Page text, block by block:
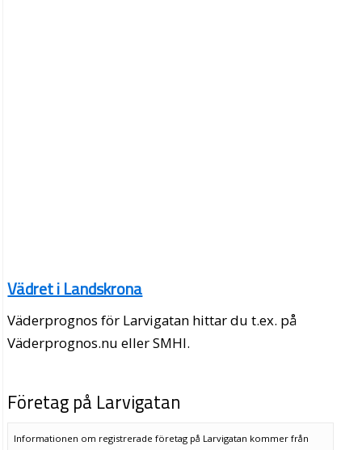
Vädret i Landskrona
Väderprognos för Larvigatan hittar du t.ex. på
Väderprognos.nu eller SMHI.
Företag på Larvigatan
Informationen om registrerade företag på Larvigatan kommer från